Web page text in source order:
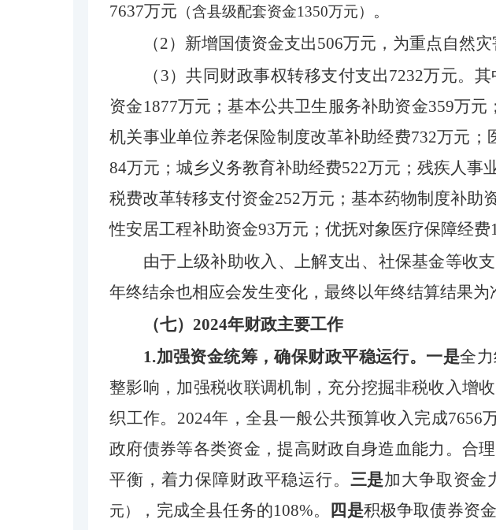
7637万元 （含县级配套资金1350万元） 。
（2）新增国债资金支出506万元，为重点自然
（ 3）共同财政事权转移支付支出7232万元。
资金1877万元；基本公共卫生服务补助资金359万
机关事业单位养老保险制度改革补助经费732万元
84万元；城乡义务教育补助经费522万元；残疾人
税费改革转移支付资金252万元；基本药物制度补助
性安居工程补助资金93万元；优抚对象医疗保障经
由于上级补助收入、上解支出、社保基金等收
年终结余也相应会发生变化，最终以年终结算结果为
（七）2024年财政主要工作
1.加强资金统筹，确保财政平稳运行。一是全力
整影响， 加强税收联调机制，充分挖掘非税收入增收
织工作。 2024年，全县一般公共预算收入完成7656
政府债券等各类资金，提高财政自身造血能力。 合
平衡，着力保障财政平稳运行。 三是加大争取资金
元）
，完成全县任务的108%。 四 是积极争取债券资